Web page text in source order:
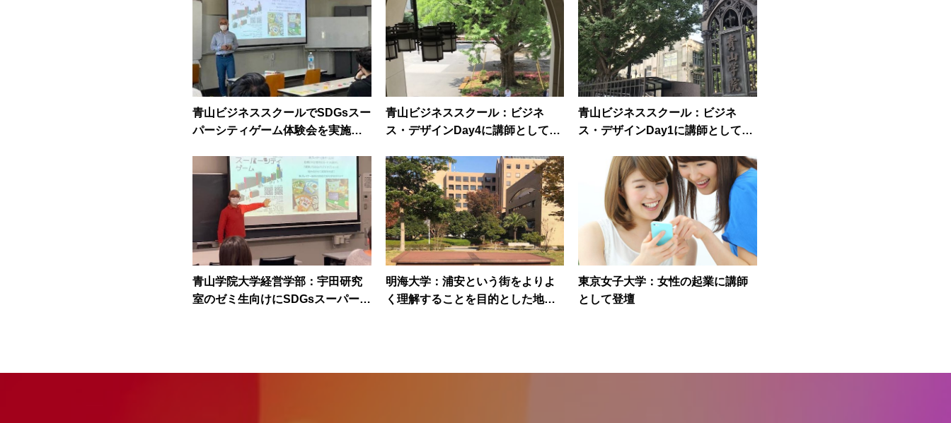
青山ビジネススクールでSDGsスー
パーシティゲーム体験会を実施し
青山ビジネススクール：ビジネ
ス・デザインDay4に講師として登
青山ビジネススクール：ビジネ
ス・デザインDay1に講師として登
青山学院大学経営学部：宇田研究
室のゼミ生向けにSDGsスーパーシ
明海大学：浦安という街をよりよ
く理解することを目的とした地域
東京女子大学：女性の起業に講師
として登壇